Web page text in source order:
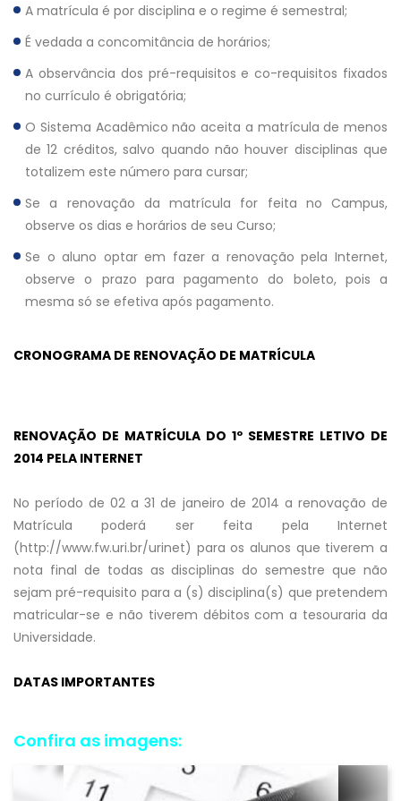
A matrícula é por disciplina e o regime é semestral;
É vedada a concomitância de horários;
A observância dos pré-requisitos e co-requisitos fixados
no currículo é obrigatória;
O Sistema Acadêmico não aceita a matrícula de menos
de 12 créditos, salvo quando não houver disciplinas que
totalizem este número para cursar;
Se a renovação da matrícula for feita no Campus,
observe os dias e horários de seu Curso;
Se o aluno optar em fazer a renovação pela Internet,
observe o prazo para pagamento do boleto, pois a
mesma só se efetiva após pagamento.
CRONOGRAMA DE RENOVAÇÃO DE MATRÍCULA
RENOVAÇÃO DE MATRÍCULA DO 1º SEMESTRE LETIVO DE
2014 PELA INTERNET
No período de 02 a 31 de janeiro de 2014 a renovação de
Matrícula poderá ser feita pela Internet
(http://www.fw.uri.br/urinet) para os alunos que tiverem a
nota final de todas as disciplinas do semestre que não
sejam pré-requisito para a (s) disciplina(s) que pretendem
matricular-se e não tiverem débitos com a tesouraria da
Universidade.
DATAS IMPORTANTES
Confira as imagens: